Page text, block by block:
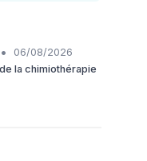
•
06/08/2026
la chimiothérapie